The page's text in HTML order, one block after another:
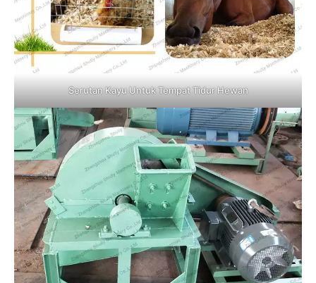
Serutan Kayu Untuk Tempat Tidur Hewan